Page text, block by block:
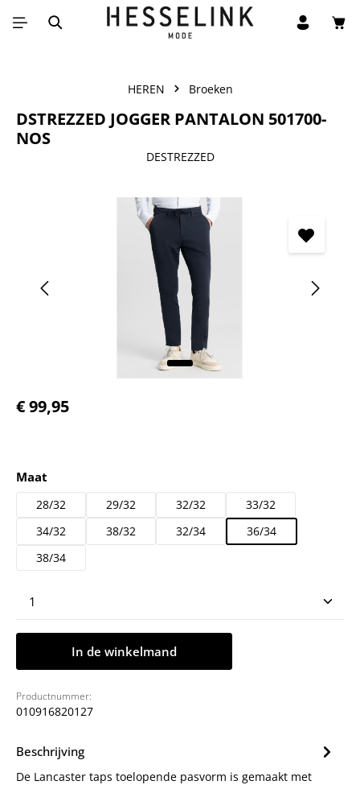
Ga naar de hoofdinhoud
HEREN Broeken
DSTREZZED JOGGER PANTALON 501700-
NOS
DESTREZZED
Afbeeldingengalerij overslaan
Normale prijs:
€ 99,95
Selecteer
Maat
28/32 29/32 32/32
33/32
34/32
38/32 32/34
36/34
38/34
Producthoeveelheid: Voer de gewenste
In de winkelmand
Productnummer:
010916820127
Beschrijving
De Lancaster taps toelopende pasvorm is gemaakt met